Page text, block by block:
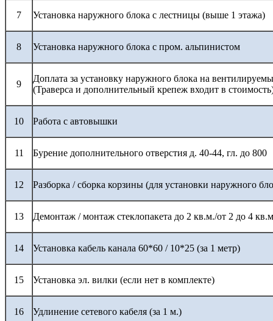
7 Установка наружного блока с лестницы (выше 1 этажа)
8 Установка наружного блока с пром. альпинистом
9
Доплата за установку наружного блока на
(Траверса и дополнительный крепеж входит в
10 Работа с автовышки
11 Бурение дополнительного отверстия д. 40-44, гл. до 800
12 Разборка / сборка корзины (для установки наружного
13 Демонтаж / монтаж стеклопакета до 2 кв.м./от 2 до 4
14 Установка кабель канала 60*60 / 10*25 (за 1 метр)
15 Установка эл. вилки (если нет в комплекте)
16 Удлинение сетевого кабеля (за 1 м.)